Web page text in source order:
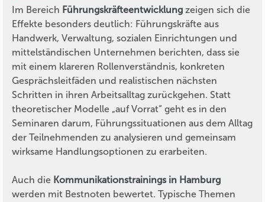
Im Bereich Führungskräfteentwicklung zeigen sich die
Effekte besonders deutlich: Führungskräfte aus
Handwerk, Verwaltung, sozialen Einrichtungen und
mittelständischen Unternehmen berichten, dass sie
mit einem klareren Rollenverständnis, konkreten
Gesprächsleitfäden und realistischen nächsten
Schritten in ihren Arbeitsalltag zurückgehen. Statt
theoretischer Modelle „auf Vorrat“ geht es in den
Seminaren darum, Führungssituationen aus dem Alltag
der Teilnehmenden zu analysieren und gemeinsam
wirksame Handlungsoptionen zu erarbeiten.
Auch die Kommunikationstrainings in Hamburg
werden mit Bestnoten bewertet. Typische Themen